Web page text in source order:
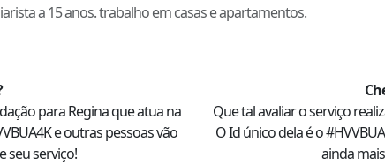
a 15 anos. trabalho em casas e apartamentos.
paraReginaque atua na
e outras pessoas vão
seu serviço!
Que tal avaliar o serviço
O Id único dela é o #
ainda